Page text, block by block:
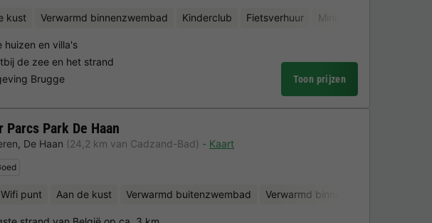
kust Verwarmd binnenzwembad Kinderclub Fietsverhuur Minigolf
huizen en villa's
de zee en het strand
Brugge
Toon prijzen
Parcs Park De Haan
, De Haan (24,2 km van Cadzand-Bad)
Kaart
punt Aan de kust Verwarmd buitenzwembad Verwarmd binnenzwembad